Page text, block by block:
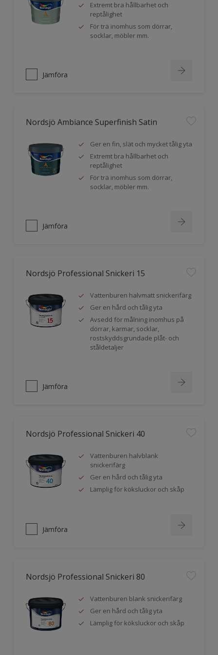
Extremt bra hållbarhet och
reptålighet
För trä inomhus som dörrar,
socklar, möbler mm.
Jämföra
Nordsjö Ambiance Superfinish Satin
Ger en fin, slät och mycket tålig yta
Extremt bra hållbarhet och
reptålighet
För trä inomhus som dörrar,
socklar, möbler mm.
Jämföra
Nordsjö Professional Snickeri 15
Vattenburen halvmatt snickerifärg
Ger en hård och tålig yta
Avsedd för målning inomhus på
dörrar, karmar, socklar,
rostskyddsgrundade plåt- och
ståldetaljer
Jämföra
Nordsjö Professional Snickeri 40
Vattenburen halvblank
snickerifärg
Ger en hård och tålig yta
Lämplig för köksluckor och skåp
Jämföra
Nordsjö Professional Snickeri 80
Vattenburen blank snickerifärg
Ger en hård och tålig yta
Lämplig för köksluckor och skåp